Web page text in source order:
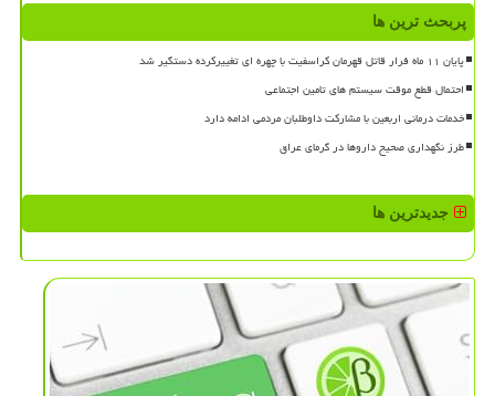
پربحث ترین ها
پایان ۱۱ ماه فرار قاتل قهرمان کراسفیت با چهره ای تغییرکرده دستگیر شد
احتمال قطع موقت سیستم های تامین اجتماعی
خدمات درمانی اربعین با مشارکت داوطلبان مردمی ادامه دارد
طرز نگهداری صحیح داروها در گرمای عراق
جدیدترین ها